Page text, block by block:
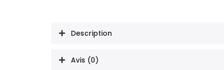
Description
Avis (0)